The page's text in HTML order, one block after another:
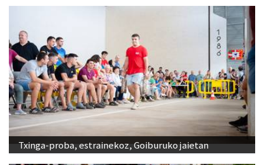
Txinga-proba, estrainekoz, Goiburuko jaietan